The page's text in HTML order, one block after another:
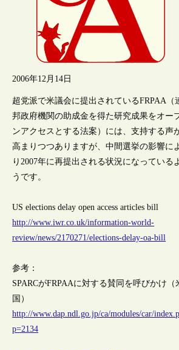
2006年12月14日
超党派で米議会に提出されているFRPAA（
邦政府機関の助成金を得た研究成果をオー
ンアクセスとする法案）には、支持する声
高まりつつありますが、中間選挙の影響に
り2007年に再提出される状況になっている
うです。
US elections delay open access articles bill
http://www.iwr.co.uk/information-world-
review/news/2170271/elections-delay-oa-bill
参考：
SPARCがFRPAAに対する賛同を呼びかけ（
国）
http://www.dap.ndl.go.jp/ca/modules/car/
p=2134